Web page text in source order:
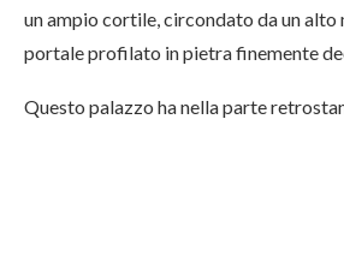
un ampio cortile, circondato da un alto
portale profilato in pietra finemente
Questo palazzo ha nella parte